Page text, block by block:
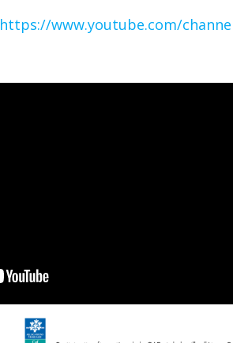
https://www.youtube.com/